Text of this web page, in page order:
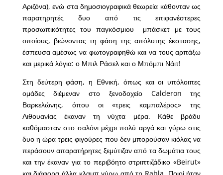
Αριζόνα), ενώ στα δημοσιογραφικά θεωρεία κάθονταν ως
παρατηρητές δυο από τις επιφανέστερες
προσωπικότητες του παγκόσμιου μπάσκετ με τους
οποίους, βιώνοντας τη φάση της απόλυτης έκστασης,
έσπευσα αμέσως να φωτογραφηθώ και να τους αρπάξω
και μερικά λόγια: ο Μπιλ Ράσελ και ο Μπόμπι Νάιτ!
Στη δεύτερη φάση, η Εθνική, όπως και οι υπόλοιπες
ομάδες διέμεναν στο ξενοδοχείο Calderon της
Βαρκελώνης, όπου οι «τρεις καμπαλέρος» της
Λιθουανίας έκαναν τη νύχτα μέρα. Κάθε βράδυ
καθόμασταν στο σαλόνι μέχρι πολύ αργά και γύρω στις
δυο η ώρα τρεις φιγούρες που δεν μπορούσαν κιόλας να
περάσουν απαρατήρητες ξεμύτιζαν από τα δωμάτια τους
και την έκαναν για το περιβόητο στριπτιζάδικο «Beirut»